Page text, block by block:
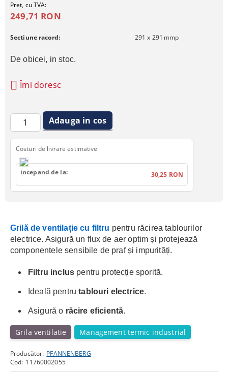
Grilă de ventilație cu filtru pentru răcirea tablourilor
electrice. Asigură un flux de aer optim și protejează
componentele sensibile de praf și impurități.
Filtru inclus pentru protecție sporită.
Ideală pentrutablouri electrice.
Asigură o răcire eficientă.
Grila ventilatie Management termic industrial
Producător: PFANNENBERG
Cod: 11760002055
Pret, cu TVA:
249,71 RON
Sectiune racord: 291 x 291 mmp
De obicei, in stoc.
Îmi doresc
Costuri de livrare estimative
incepand de la: 30,25 RON